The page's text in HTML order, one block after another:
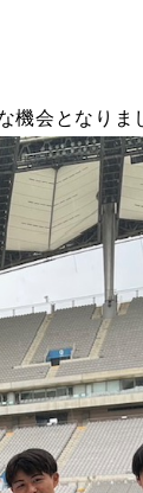
会となりま